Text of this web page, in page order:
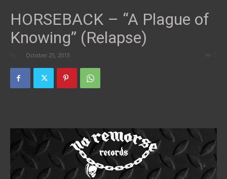
HORSEBACK – “A Plague of
Knowing” (Relapse)
October 25, 2015